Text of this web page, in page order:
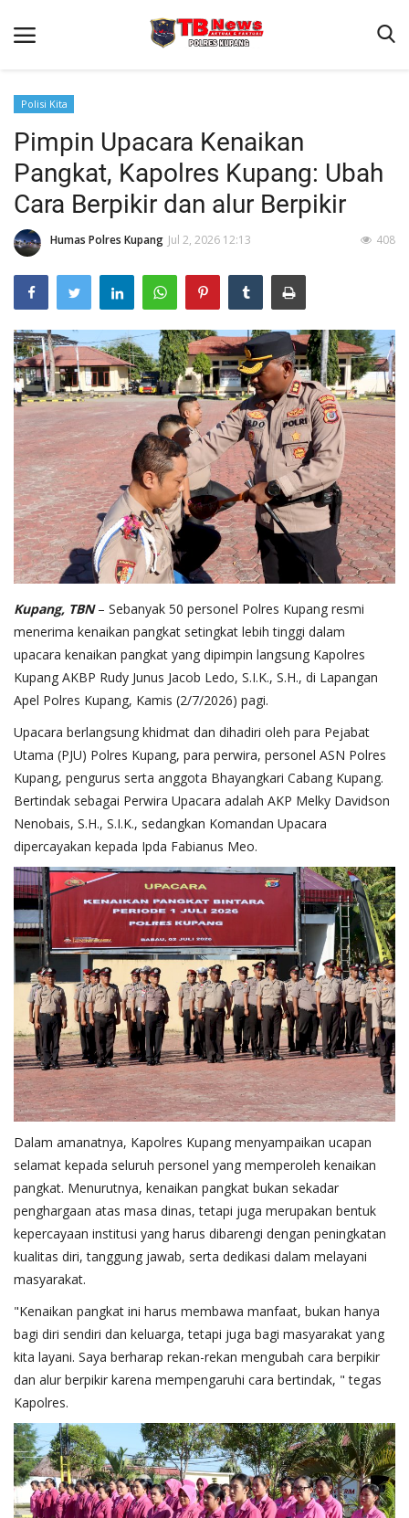
Beranda
Terms & Conditions
Reskrim
Binkam
Giat Ops
Lantas
Jurnal Kamtibmas
Satwil
Polisi Kita
Pimpin Upacara Kenaikan
Pangkat, Kapolres Kupang: Ubah
Cara Berpikir dan alur Berpikir
Humas Polres Kupang Jul 2, 2026 12:13 408
Kupang, TBN– Sebanyak 50 personel Polres Kupang resmi
menerima kenaikan pangkat setingkat lebih tinggi dalam
upacara kenaikan pangkat yang dipimpin langsung Kapolres
Kupang AKBP Rudy Junus Jacob Ledo, S.I.K., S.H., di Lapangan
Apel Polres Kupang, Kamis (2/7/2026) pagi.
Upacara berlangsung khidmat dan dihadiri oleh para Pejabat
Utama (PJU) Polres Kupang, para perwira, personel ASN Polres
Kupang, pengurus serta anggota Bhayangkari Cabang Kupang.
Bertindak sebagai Perwira Upacara adalah AKP Melky Davidson
Nenobais, S.H., S.I.K., sedangkan Komandan Upacara
dipercayakan kepada Ipda Fabianus Meo.
Dalam amanatnya, Kapolres Kupang menyampaikan ucapan
selamat kepada seluruh personel yang memperoleh kenaikan
pangkat. Menurutnya, kenaikan pangkat bukan sekadar
penghargaan atas masa dinas, tetapi juga merupakan bentuk
kepercayaan institusi yang harus dibarengi dengan peningkatan
kualitas diri, tanggung jawab, serta dedikasi dalam melayani
masyarakat.
"Kenaikan pangkat ini harus membawa manfaat, bukan hanya
bagi diri sendiri dan keluarga, tetapi juga bagi masyarakat yang
kita layani. Saya berharap rekan-rekan mengubah cara berpikir
dan alur berpikir karena mempengaruhi cara bertindak, " tegas
Kapolres.